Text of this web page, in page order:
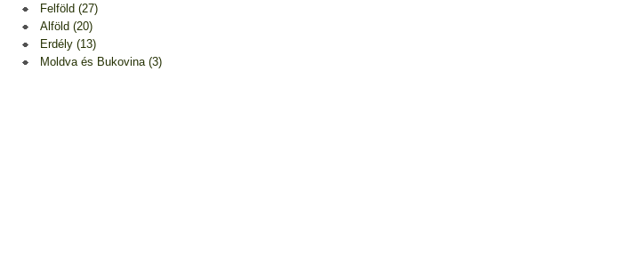
Felföld (27)
Alföld (20)
Erdély (13)
Moldva és Bukovina (3)